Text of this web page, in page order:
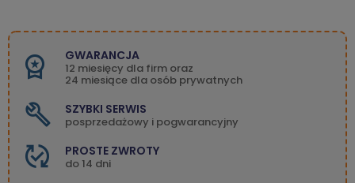
GWARANCJA
12 miesięcy dla firm oraz
24 miesiące dla osób prywatnych
SZYBKI SERWIS
posprzedażowy i pogwarancyjny
PROSTE ZWROTY
do 14 dni